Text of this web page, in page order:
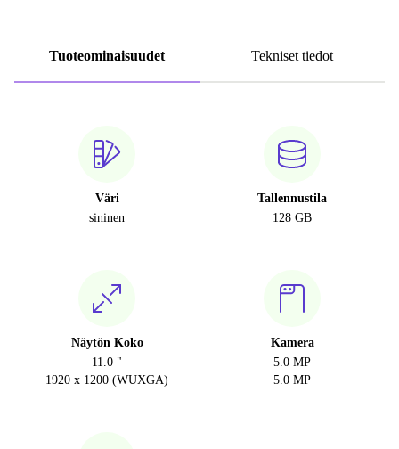
Tuoteominaisuudet Tekniset tiedot
Väri
sininen
Tallennustila
128 GB
Näytön Koko
11.0 "
1920 x 1200 (WUXGA)
Kamera
5.0 MP
5.0 MP